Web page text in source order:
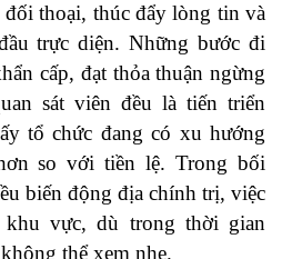
thoại, thúc đẩy lòng tin và
trực diện. Những bước đi
cấp, đạt thỏa thuận ngừng
sát viên đều là tiến triển
tổ chức đang có xu hướng
so với tiền lệ. Trong bối
biến động địa chính trị, việc
vực, dù trong thời gian
thể xem nhẹ.